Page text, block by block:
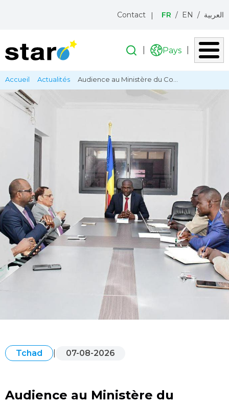
Aller
au
contenu
principal
Menu
Contact FR EN العربية
Liste
des
pays
Pays
Recherche
Fil
d'Ariane
Accueil Actualités Audience au Ministère du Co...
Tchad 07-08-2026
Audience au Ministère du